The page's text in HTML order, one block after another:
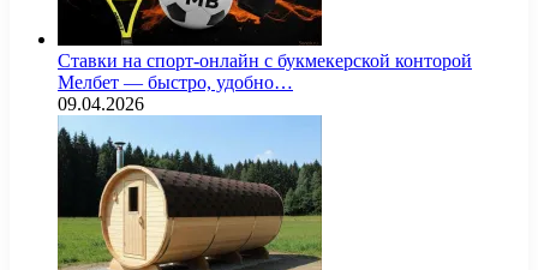
Ставки на спорт-онлайн с букмекерской конторой
Мелбет — быстро, удобно…
09.04.2026